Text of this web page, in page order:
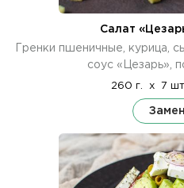
Салат
Гренки пшеничные, курица,
соус «Цезарь»,
260 г. x 7